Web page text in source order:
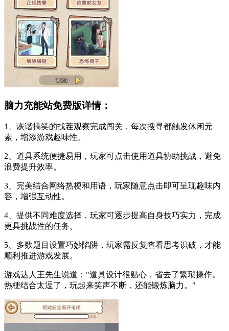
脑力充能站免费版详情：
1、诙谐搞笑的找茬观察完成闯关，每次搜寻都触发休闲元
素，增添游戏趣味性。
2、道具系统便捷易用，玩家可点击使用道具协助挑战，避免
浪费提升效率。
3、完美结合网络热梗和用语，玩家随意点击即可呈现趣味内
容，增强互动性。
4、提供不同难度选择，玩家可逐步提高自身技巧实力，完成
更具挑战性的任务。
5、多数题目设置巧妙陷阱，玩家需反复查看思考识破，才能
顺利推进游戏发展。
游戏达人王先生说道："道具设计很贴心，省去了繁琐操作。
热梗结合太逗了，玩起来笑声不断，还能锻炼脑力。"